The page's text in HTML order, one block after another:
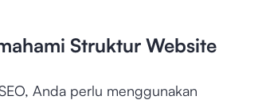
Struktur Website
Anda perlu menggunakan